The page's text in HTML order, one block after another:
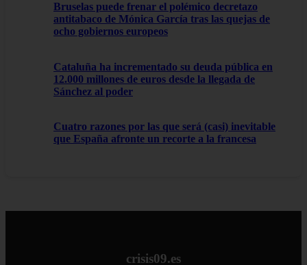
Bruselas puede frenar el polémico decretazo
antitabaco de Mónica García tras las quejas de
ocho gobiernos europeos
Cataluña ha incrementado su deuda pública en
12.000 millones de euros desde la llegada de
Sánchez al poder
Cuatro razones por las que será (casi) inevitable
que España afronte un recorte a la francesa
crisis09.es